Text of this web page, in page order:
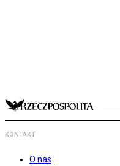
KONTAKT
O nas